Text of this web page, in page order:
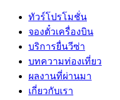
ทัวร์โปรโมชั่น
จองตั๋วเครื่องบิน
บริการยื่นวีซ่า
บทความท่องเที่ยว
ผลงานที่ผ่านมา
เกี่ยวกับเรา